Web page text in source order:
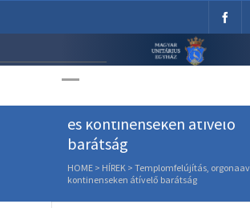
Unitárius
Templomfelújítás,
és kontinenseken átívelő
barátság
HOME > HÍREK > Templomfelújítás,
kontinenseken átívelő barátság